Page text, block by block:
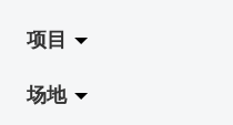
艺穗会的演化
使命与宗旨
拉阔
展览
项目
Jazz-Go-Central, Jazz-Go-
场地